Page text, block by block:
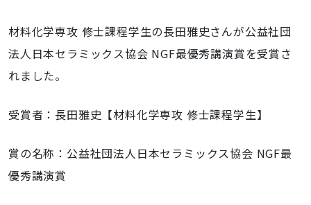
材料化学専攻 修士課程学生の長田雅史さんが公益社団
法人日本セラミックス協会 NGF最優秀講演賞を受賞さ
れました。
受賞者：長田雅史【材料化学専攻 修士課程学生】
賞の名称：公益社団法人日本セラミックス協会 NGF最
優秀講演賞